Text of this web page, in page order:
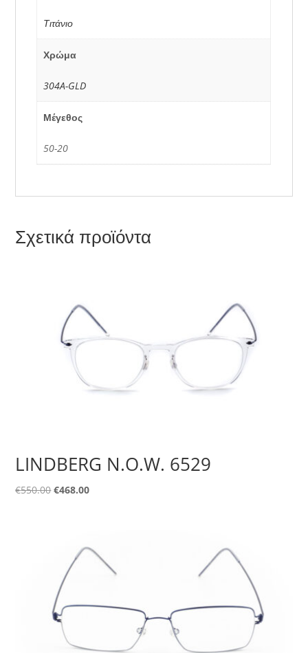
Τιτάνιο
Χρώμα
304A-GLD
Μέγεθος
50-20
Σχετικά προϊόντα
LINDBERG N.O.W. 6529
€550.00Original
€468.00Η
€468.00.